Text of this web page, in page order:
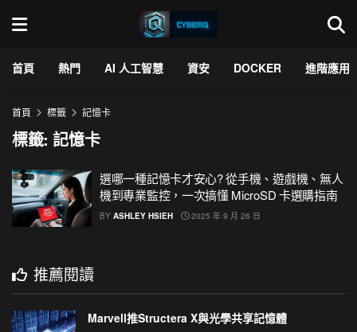
首頁 熱門 AI 人工智慧 資安 DOCKER 進階應用
首頁 標籤 記憶卡
標籤:記憶卡
選哪一種記憶卡才安心? 從手機、遊戲機、無人
機到專業監控，一次搞懂 MicroSD 卡選購指南
BY ASHLEY HSIEH 2025 年 9 月 26 日
推薦閱讀
Marvell推Structera X與光學共享記憶體